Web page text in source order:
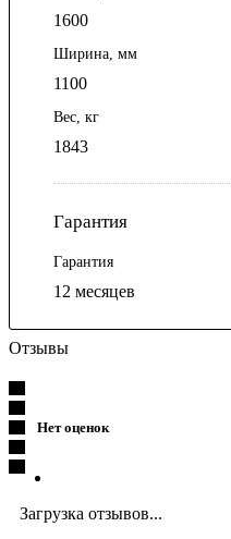
1600
Ширина, мм
1100
Вес, кг
1843
Гарантия
Гарантия
12 месяцев
Отзывы
Нет оценок
Загрузка отзывов...